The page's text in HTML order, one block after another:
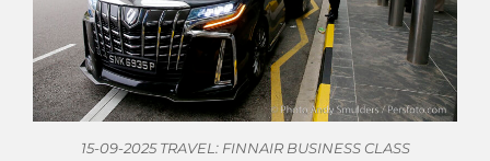
15-09-2025 TRAVEL: FINNAIR BUSINESS CLASS